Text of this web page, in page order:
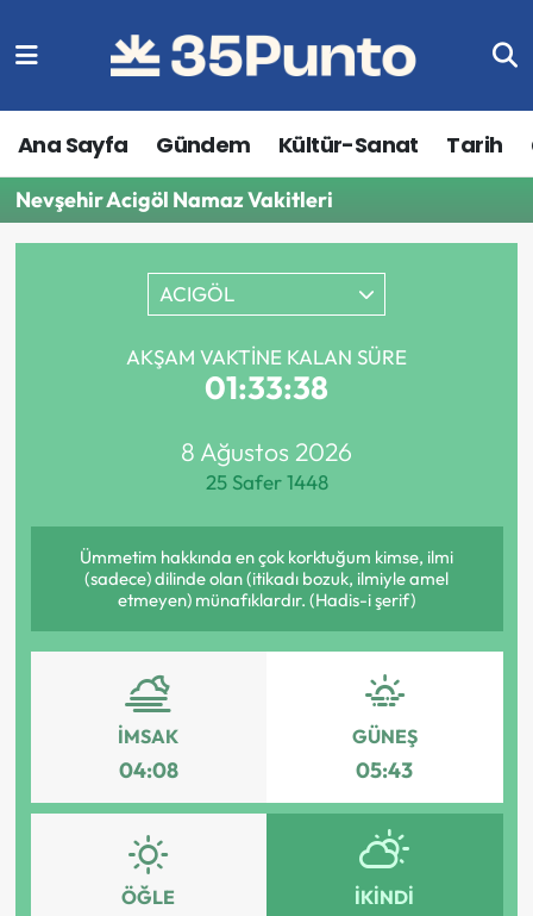
Ana Sayfa Gündem Kültür-Sanat Tarih
Nevşehir Acigöl Namaz Vakitleri
ACIGÖL
AKŞAM VAKTINE KALAN SÜRE
01:33:38
8 Ağustos 2026
25 Safer 1448
Ümmetim hakkında en çok korktuğum kimse, ilmi
(sadece) dilinde olan (itikadı bozuk, ilmiyle amel
etmeyen) münafıklardır. (Hadis-i şerif)
İMSAK
04:08
GÜNEŞ
05:43
ÖĞLE İKINDI